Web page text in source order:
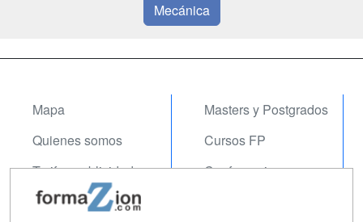
Mecánica
Mapa
Quienes somos
Tarifas publicidad
Acceso Usuarios
Masters y Postgrados
Cursos FP
Conferencias